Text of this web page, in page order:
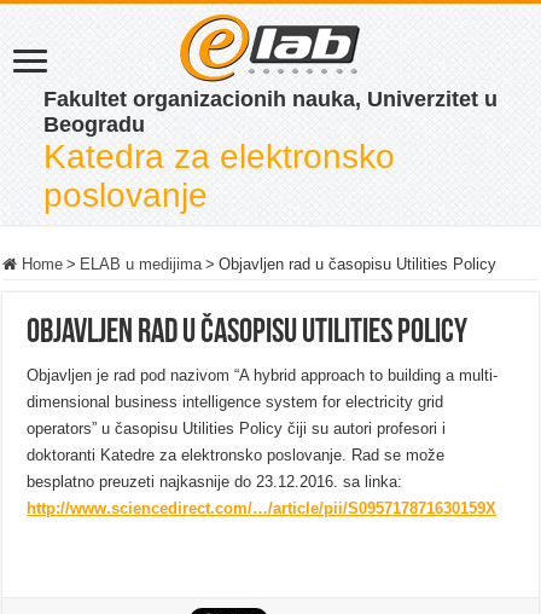
Fakultet organizacionih nauka, Univerzitet u
Beogradu
Katedra za elektronsko
poslovanje
Home > ELAB u medijima > Objavljen rad u časopisu Utilities Policy
Objavljen rad u časopisu Utilities Policy
Objavljen je rad pod nazivom “A hybrid approach to building a multi-
dimensional business intelligence system for electricity grid
operators” u časopisu Utilities Policy čiji su autori profesori i
doktoranti Katedre za elektronsko poslovanje. Rad se može
besplatno preuzeti najkasnije do 23.12.2016. sa linka:
http://www.sciencedirect.com/…/article/pii/S095717871630159X